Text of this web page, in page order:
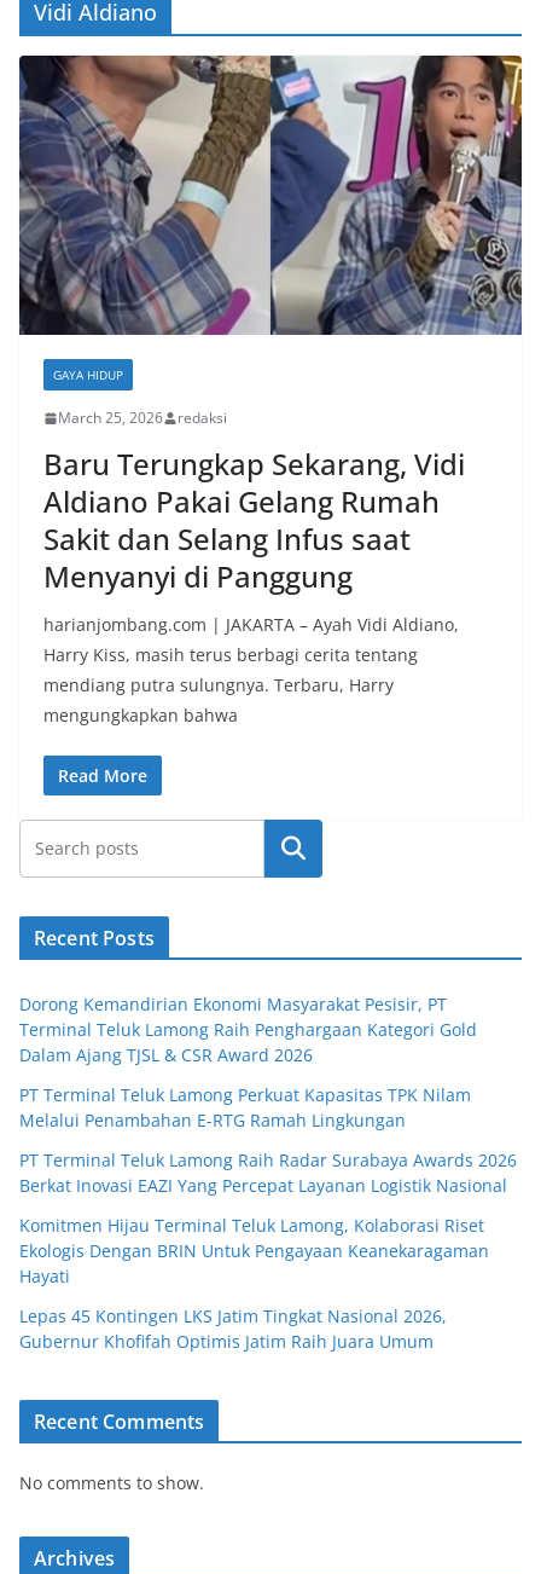
Vidi Aldiano
GAYA HIDUP
March 25, 2026 redaksi
Baru Terungkap Sekarang, Vidi
Aldiano Pakai Gelang Rumah
Sakit dan Selang Infus saat
Menyanyi di Panggung
harianjombang.com | JAKARTA – Ayah Vidi Aldiano,
Harry Kiss, masih terus berbagi cerita tentang
mendiang putra sulungnya. Terbaru, Harry
mengungkapkan bahwa
Read More
Search
Recent Posts
Dorong Kemandirian Ekonomi Masyarakat Pesisir, PT
Terminal Teluk Lamong Raih Penghargaan Kategori Gold
Dalam Ajang TJSL & CSR Award 2026
PT Terminal Teluk Lamong Perkuat Kapasitas TPK Nilam
Melalui Penambahan E-RTG Ramah Lingkungan
PT Terminal Teluk Lamong Raih Radar Surabaya Awards 2026
Berkat Inovasi EAZI Yang Percepat Layanan Logistik Nasional
Komitmen Hijau Terminal Teluk Lamong, Kolaborasi Riset
Ekologis Dengan BRIN Untuk Pengayaan Keanekaragaman
Hayati
Lepas 45 Kontingen LKS Jatim Tingkat Nasional 2026,
Gubernur Khofifah Optimis Jatim Raih Juara Umum
Recent Comments
No comments to show.
Archives